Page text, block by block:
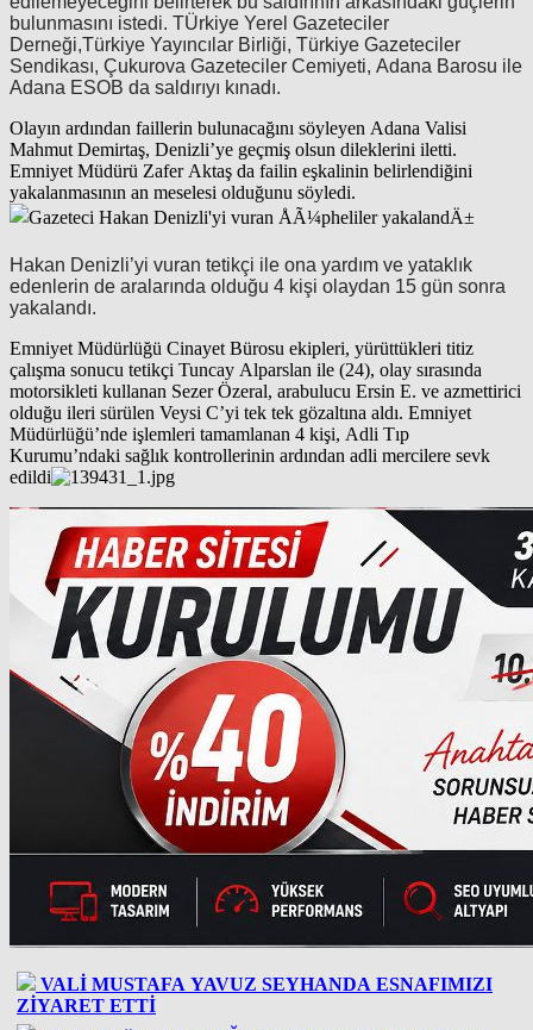
bulunmasını istedi. TÜrkiye Yerel Gazeteciler
Derneği,Türkiye Yayıncılar Birliği, Türkiye Gazeteciler
Sendikası, Çukurova Gazeteciler Cemiyeti, Adana Barosu ile
Adana ESOB da saldırıyı kınadı.
Olayın ardından faillerin bulunacağını söyleyen Adana Valisi
Mahmut Demirtaş, Denizli’ye geçmiş olsun dileklerini iletti.
Emniyet Müdürü Zafer Aktaş da failin eşkalinin belirlendiğini
yakalanmasının an meselesi olduğunu söyledi.
Hakan Denizli’yi vuran tetikçi ile ona yardım ve yataklık
edenlerin de aralarında olduğu 4 kişi olaydan 15 gün sonra
yakalandı.
Emniyet Müdürlüğü Cinayet Bürosu ekipleri, yürüttükleri titiz
çalışma sonucu tetikçi Tuncay Alparslan ile (24), olay sırasında
motorsikleti kullanan Sezer Özeral, arabulucu Ersin E. ve azmettirici
olduğu ileri sürülen Veysi C’yi tek tek gözaltına aldı. Emniyet
Müdürlüğü’nde işlemleri tamamlanan 4 kişi, Adli Tıp
Kurumu’ndaki sağlık kontrollerinin ardından adli mercilere sevk
edildi
VALİ MUSTAFA YAVUZ SEYHANDA ESNAFIMIZI
ZİYARET ETTİ